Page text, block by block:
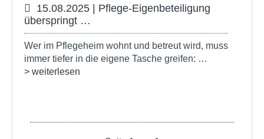
15.08.2025 | Pflege-Eigenbeteiligung
überspringt …
Wer im Pflegeheim wohnt und betreut wird, muss
immer tiefer in die eigene Tasche greifen: …
> weiterlesen